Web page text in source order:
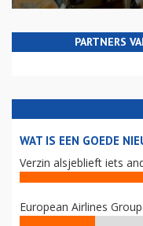
PARTNERS
WAT IS EEN GOEDE
Verzin alsjeblieft iets
European Airlines Group